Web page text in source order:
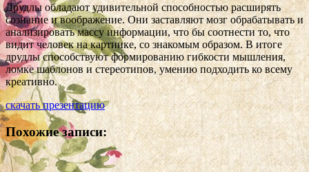
Друдлы обладают удивительной способностью расширять
сознание и воображение. Они заставляют мозг обрабатывать и
анализировать массу информации, что бы соотнести то, что
видит человек на картинке, со знакомым образом. В итоге
друдлы способствуют формированию гибкости мышления,
ломке шаблонов и стереотипов, умению подходить ко всему
креативно.
скачать презентацию
Похожие записи: